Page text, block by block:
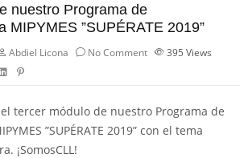
nuestro Programa de
MIPYMES ”SUPÉRATE 2019”
Abdiel Licona No Comment 395 Views
tercer módulo de nuestro Programa de
”SUPÉRATE 2019” con el tema
¡SomosCLL!